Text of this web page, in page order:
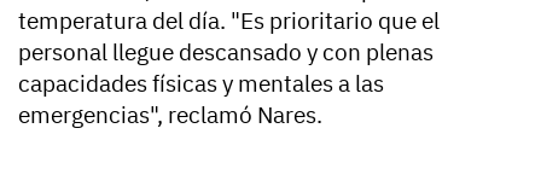
temperatura del día. "Es prioritario que el
personal llegue descansado y con plenas
capacidades físicas y mentales a las
emergencias", reclamó Nares.